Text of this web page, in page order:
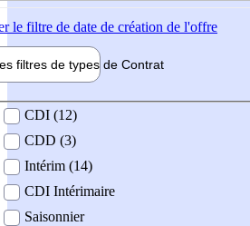
le filtre de date de création de l'offre
filtres de types de Contrat
contrat
CDI (12)
CDD (3)
Intérim (14)
CDI Intérimaire
Saisonnier